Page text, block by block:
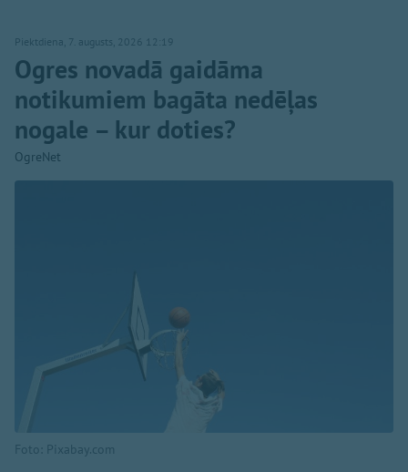
Piektdiena, 7. augusts, 2026 12:19
Ogres novadā gaidāma
notikumiem bagāta nedēļas
nogale – kur doties?
OgreNet
Foto: Pixabay.com